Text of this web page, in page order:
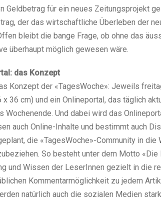
Geldbetrag für ein neues Zeitungsprojekt
der das wirtschaftliche Überleben der
bleibt die bange Frage, ob ohne das
überhaupt möglich gewesen wäre.
das Konzept
Konzept der «TagesWoche»: Jeweils
x 36 cm) und ein Onlineportal, das täglich
Wochenende. Und dabei wird das
auch Online-Inhalte und bestimmt auch
die «TagesWoche»-Community in die
So besteht unter dem Motto
und Wissen der LeserInnen gezielt in die
Kommentarmöglichkeit zu jedem
natürlich auch die sozialen Medien